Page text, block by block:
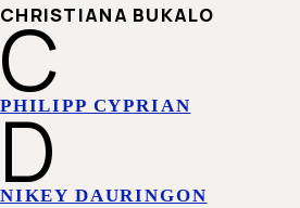
CHRISTIANA BUKALO
C
PHILIPP CYPRIAN
D
NIKEY DAURINGON